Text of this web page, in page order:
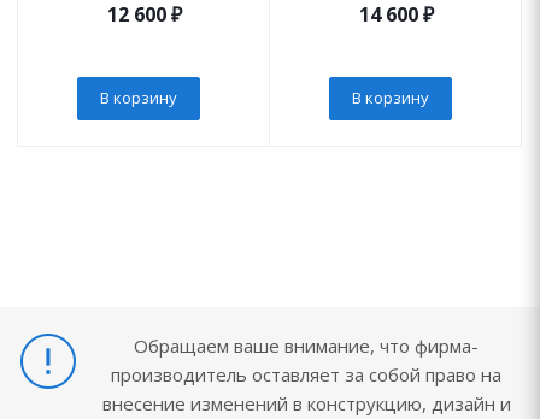
12 600₽
В корзину
14 600₽
В корзину
Обращаем ваше внимание, что фирма-
производитель оставляет за собой право на
внесение изменений в конструкцию, дизайн и